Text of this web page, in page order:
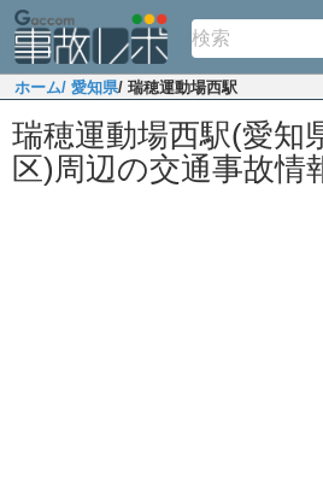
ホーム/ 愛知県/ 瑞穂運動場西駅
瑞穂運動場西駅(愛知
区)周辺の交通事故情